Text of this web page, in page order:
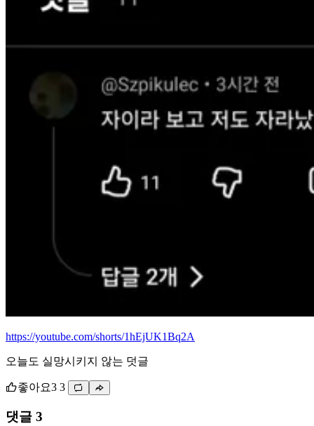
https://youtube.com/shorts/1hEjUK1Bq2A
오늘도 실망시키지 않는 덧글
좋아요3 3
댓글 3